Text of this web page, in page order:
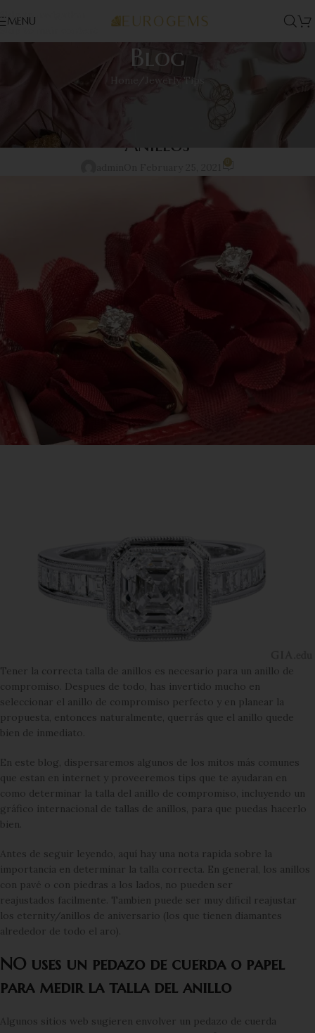
Skip to navigation
Skip to main content
MENU
Blog
Home Jewerly Tips
Cómo Determinar la Talla de tus
Anillos
0
Tener la correcta talla de anillos es necesario para un anillo de
compromiso. Despues de todo, has invertido mucho en
seleccionar el anillo de compromiso perfecto y en planear la
propuesta, entonces naturalmente, querrás que el anillo quede
bien de inmediato.
En este blog, dispersaremos algunos de los mitos más comunes
que estan en internet y proveeremos tips que te ayudaran en
como determinar la talla del anillo de compromiso, incluyendo un
gráfico internacional de tallas de anillos, para que puedas hacerlo
bien.
Antes de seguir leyendo, aquí hay una nota rapida sobre la
importancia en determinar la talla correcta. En general, los anillos
con pavé o con piedras a los lados, no pueden ser
reajustados facilmente. Tambien puede ser muy dificil reajustar
los eternity/anillos de aniversario (los que tienen diamantes
alrededor de todo el aro).
NO uses un pedazo de cuerda o papel
para medir la talla del anillo
Algunos sitios web sugieren envolver un pedazo de cuerda